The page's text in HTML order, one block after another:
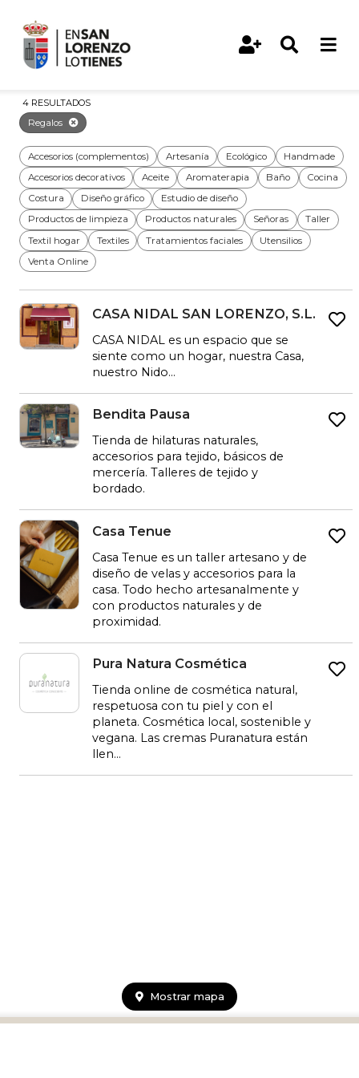
Regalos
4 RESULTADOS
Regalos
Accesorios (complementos) Artesanía Ecológico
Handmade
Accesorios decorativos
Aceite Aromaterapia Baño
Cocina
Costura
Diseño gráfico
Estudio de diseño
Productos de limpieza
Productos naturales Señoras
Taller
Textil hogar
Textiles Tratamientos faciales
Utensilios
Venta Online
CASA NIDAL SAN LORENZO, S.L.
CASA NIDAL es un espacio que se
siente como un hogar, nuestra Casa,
nuestro Nido...
CASA NIDAL SAN LORENZO, S.L.
Bendita Pausa
Tienda de hilaturas naturales,
accesorios para tejido, básicos de
mercería. Talleres de tejido y
bordado.
Bendita Pausa
Casa Tenue
Casa Tenue es un taller artesano y de
diseño de velas y accesorios para la
casa. Todo hecho artesanalmente y
con productos naturales y de
proximidad.
Pura Natura Cosmética
Tienda online de cosmética natural,
respetuosa con tu piel y con el
planeta. Cosmética local, sostenible y
vegana. Las cremas Puranatura están
llen...
Mostrar mapa